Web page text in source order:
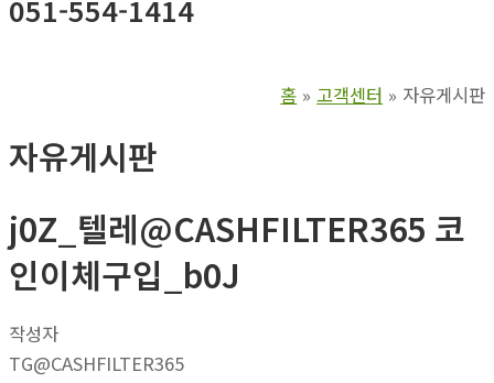
051-554-1414
홈 고객센터 자유게시판
자유게시판
j0Z_텔레@CASHFILTER365 코
인이체구입_b0J
작성자
TG@CASHFILTER365